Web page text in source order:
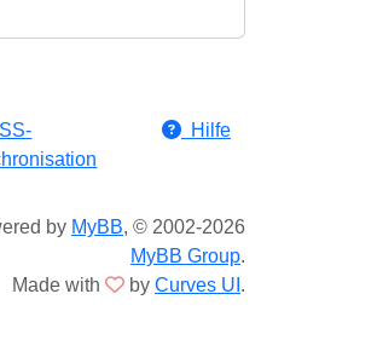
Hilfe
by MyBB, © 2002-2026
MyBB Group.
Made with
by Curves UI .